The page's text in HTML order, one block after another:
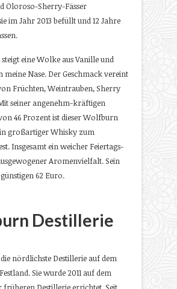
Oloroso-Sherry-Fässer
im Jahr 2013 befüllt und 12 Jahre
steigt eine Wolke aus Vanille und
meine Nase. Der Geschmack vereint
Früchten, Weintrauben, Sherry
seiner angenehm-kräftigen
46 Prozent ist dieser Wolfburn
großartiger Whisky zum
Insgesamt ein weicher Feiertags-
Aromenvielfalt. Sein
62 Euro.
Destillerie
nördlichste Destillerie auf dem
Sie wurde 2011 auf dem